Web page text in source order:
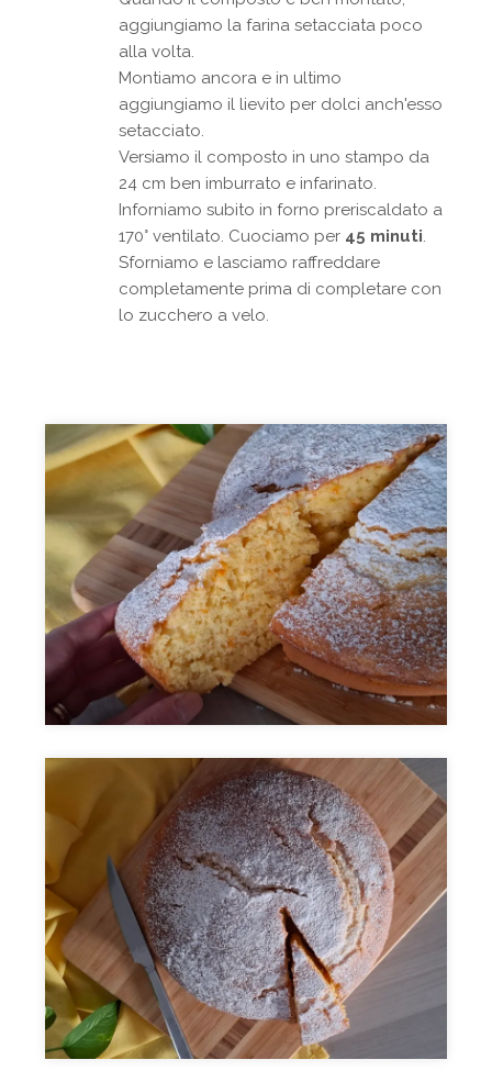
aggiungiamo la farina setacciata poco
alla volta.
Montiamo ancora e in ultimo
aggiungiamo il lievito per dolci anch'esso
setacciato.
Versiamo il composto in uno stampo da
24 cm ben imburrato e infarinato.
Inforniamo subito in forno preriscaldato a
170° ventilato. Cuociamo per 45 minuti.
Sforniamo e lasciamo raffreddare
completamente prima di completare con
lo zucchero a velo.